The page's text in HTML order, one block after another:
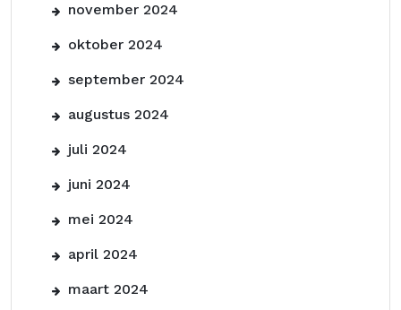
november 2024
oktober 2024
september 2024
augustus 2024
juli 2024
juni 2024
mei 2024
april 2024
maart 2024